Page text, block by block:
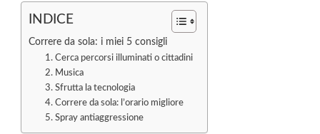
INDICE
Correre da sola: i miei 5 consigli
1. Cerca percorsi illuminati o cittadini
2. Musica
3. Sfrutta la tecnologia
4. Correre da sola: l’orario migliore
5. Spray antiaggressione